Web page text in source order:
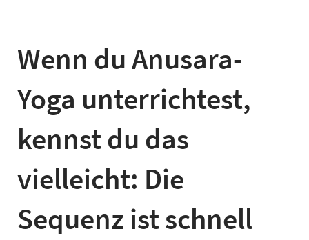
Wenn du Anusara-
Yoga unterrichtest,
kennst du das
vielleicht: Die
Sequenz ist schnell